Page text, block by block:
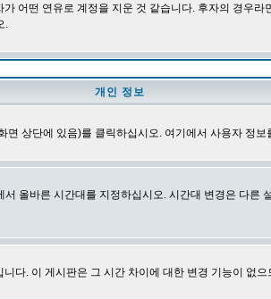
어떤 연유로 계정을 지운 것 같습니다. 후자의 경우
.
개인 정보
면 상단에 있음)를 클릭하십시오. 여기에서 사용자 정보
올바른 시간대를 지정하십시오. 시간대 변경은 다
다. 이 게시판은 그 시간 차이에 대한 변경 기능이 없